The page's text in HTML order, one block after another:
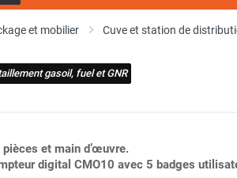
et mobilier Cuve et station de
gasoil, fuel et GNR
pièces et main d’œuvre.
digital CMO10 avec 5 badges